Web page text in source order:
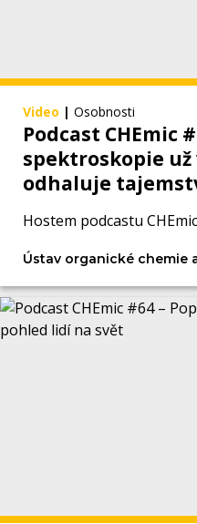
Video | Osobnosti
Podcast CHEmic
spektroskopie už
odhaluje
Hostem podcastu
Ústav organické chemie